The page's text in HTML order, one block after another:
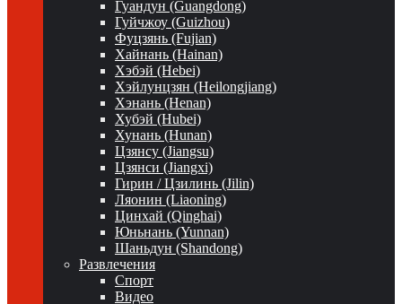
Гуандун (Guangdong)
Гуйчжоу (Guizhou)
Фуцзянь (Fujian)
Хайнань (Hainan)
Хэбэй (Hebei)
Хэйлунцзян (Heilongjiang)
Хэнань (Henan)
Хубэй (Hubei)
Хунань (Hunan)
Цзянсу (Jiangsu)
Цзянси (Jiangxi)
Гирин / Цзилинь (Jilin)
Ляонин (Liaoning)
Цинхай (Qinghai)
Юньнань (Yunnan)
Шаньдун (Shandong)
Развлечения
Спорт
Видео